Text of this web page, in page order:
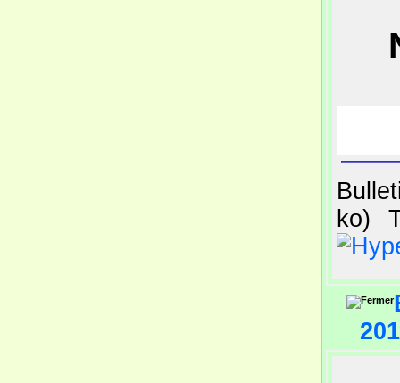
ko)